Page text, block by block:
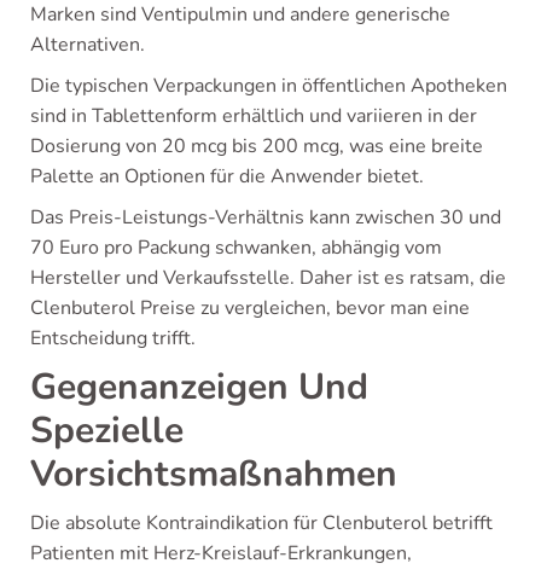
Marken sind Ventipulmin und andere generische
Alternativen.
Die typischen Verpackungen in öffentlichen Apotheken
sind in Tablettenform erhältlich und variieren in der
Dosierung von 20 mcg bis 200 mcg, was eine breite
Palette an Optionen für die Anwender bietet.
Das Preis-Leistungs-Verhältnis kann zwischen 30 und
70 Euro pro Packung schwanken, abhängig vom
Hersteller und Verkaufsstelle. Daher ist es ratsam, die
Clenbuterol Preise zu vergleichen, bevor man eine
Entscheidung trifft.
Gegenanzeigen Und
Spezielle
Vorsichtsmaßnahmen
Die absolute Kontraindikation für Clenbuterol betrifft
Patienten mit Herz-Kreislauf-Erkrankungen,